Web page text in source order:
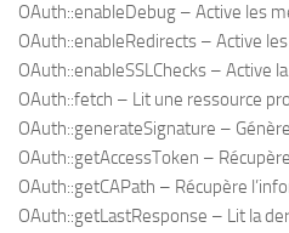
OAuth::enableDebug – Active les
OAuth::enableRedirects – Active
OAuth::enableSSLChecks – Active
OAuth::fetch – Lit une ressource
OAuth::generateSignature –
OAuth::getAccessToken –
OAuth::getCAPath – Récupère
OAuth::getLastResponse – Lit la